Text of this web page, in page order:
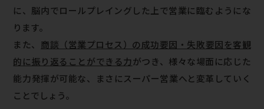
に、脳内でロールプレイングした上で営業に臨むようにな
ります。
また、 商談（営業プロセス）の成功要因・失敗要因を客観
的に振り返ることができる力がつき、様々な場面に応じた
能力発揮が可能な、まさにスーパー営業へと変革していく
ことでしょう。